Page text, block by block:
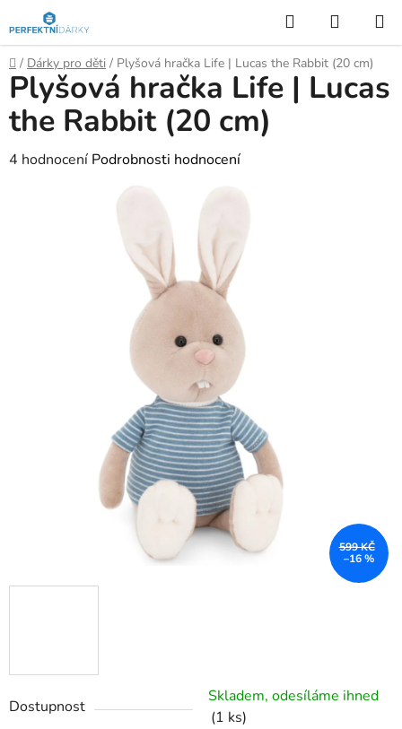
na
obsah
Hledat
KOŠÍK
Domů
/ Dárky pro děti / Plyšová hračka Life | Lucas the Rabbit (20 cm)
Dostupnost
Skladem, odesíláme ihned
(1 ks)
Plyšová hračka Life | Lucas
the Rabbit (20 cm)
Průměrné
4 hodnocení Podrobnosti hodnocení
599 KČ
–16 %